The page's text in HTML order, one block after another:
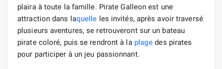
plaira à toute la famille. Pirate Galleon est une
attraction dans laquelle les invités, après avoir traversé
plusieurs aventures, se retrouveront sur un bateau
pirate coloré, puis se rendront à la plage des pirates
pour participer à un jeu passionnant.